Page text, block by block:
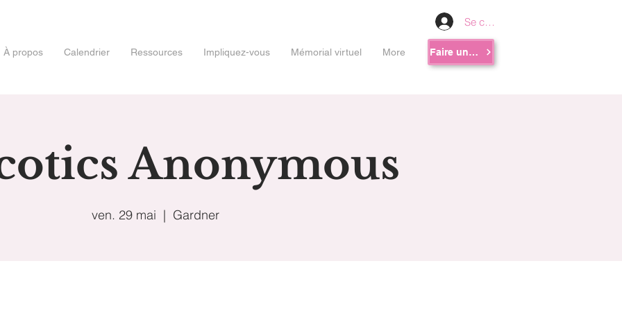
Se connecter
À propos Calendrier Ressources Impliquez-vous Mémorial virtuel More Faire un don
Anonymous
ven. 29 mai
  |
Gardner